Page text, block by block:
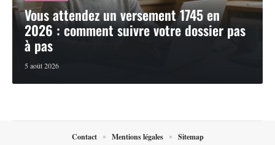
Vous attendez un versement 1745 en
2026 : comment suivre votre dossier pas
à pas
5 août 2026
Contact Mentions légales Sitemap